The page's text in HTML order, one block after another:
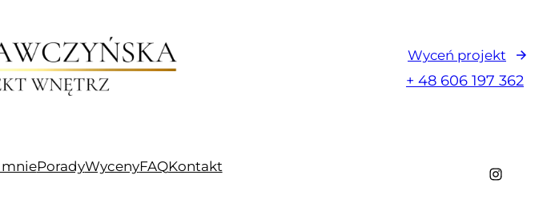
Wyceń projekt
+ 48 606 197 362
mniePoradyWycenyFAQKontakt Instagram